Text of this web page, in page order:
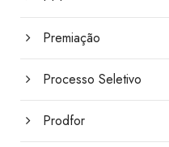
Premiação
Processo Seletivo
Prodfor